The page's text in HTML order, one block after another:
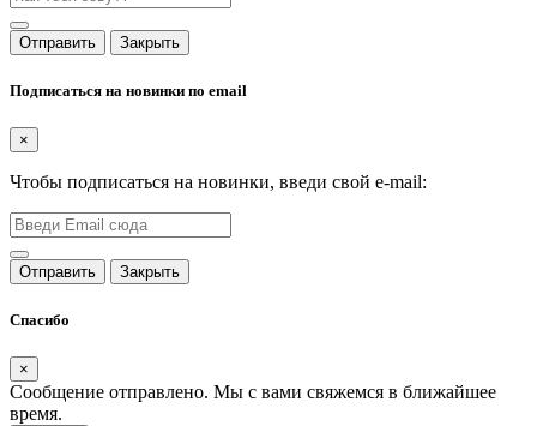
Отправить Закрыть
Подписаться на новинки по email
×
Чтобы подписаться на новинки, введи свой e-mail:
Отправить Закрыть
Спасибо
×
Сообщение отправлено. Мы с вами свяжемся в ближайшее
время.